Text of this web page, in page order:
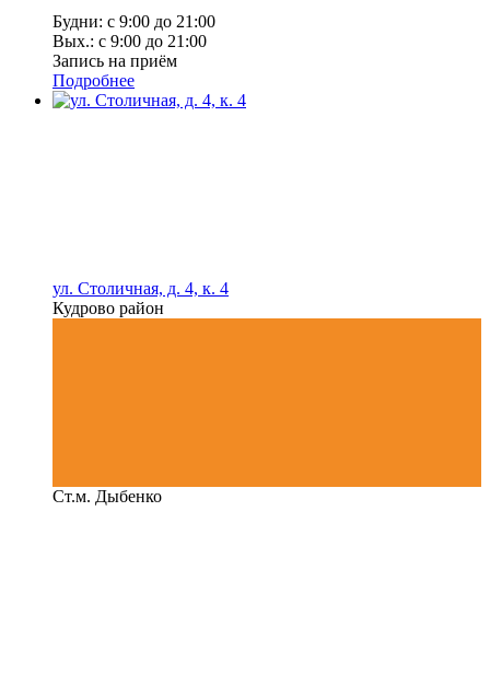
Будни: с 9:00 до 21:00
Вых.: с 9:00 до 21:00
Запись на приём
Подробнее
ул. Столичная, д. 4, к. 4
Кудрово район
Ст.м. Дыбенко